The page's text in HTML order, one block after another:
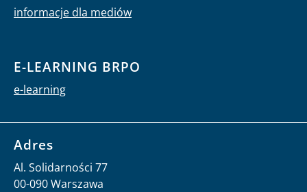
informacje dla mediów
E-LEARNING BRPO
e-learning
Adres
Al. Solidarności 77
00-090 Warszawa